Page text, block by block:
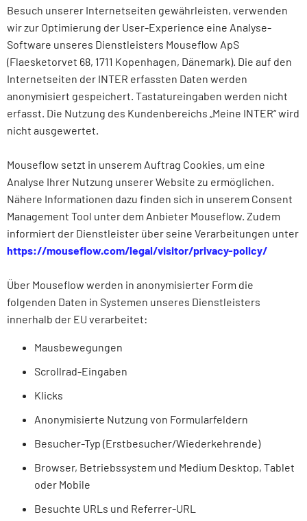
Besuch unserer Internet­seiten gewähr­leisten, verwenden
wir zur Optimierung der User-Experience eine Analyse-
Software unseres Dienst­leisters Mouseflow ApS
(Flaesketorvet 68, 1711 Kopenhagen, Dänemark). Die auf den
Internetseiten der INTER erfassten Daten werden
anonymisiert gespeichert. Tastatureingaben werden nicht
erfasst. Die Nutzung des Kundenbereichs „Meine INTER“ wird
nicht ausgewertet.
Mouseflow setzt in unserem Auftrag Cookies, um eine
Analyse Ihrer Nutzung unserer Website zu ermöglichen.
Nähere Informa­tionen dazu finden sich in unserem Consent
Management Tool unter dem Anbieter Mouseflow. Zudem
informiert der Dienst­leister über seine Verarbeitungen unter
https://mouseflow.com/legal/visitor/privacy-policy/
Über Mouseflow werden in anonymisierter Form die
folgenden Daten in Systemen unseres Dienst­leisters
innerhalb der EU verarbeitet:
Mausbewegungen
Scrollrad-Eingaben
Klicks
Anonymisierte Nutzung von Formularfeldern
Besucher-Typ (Erstbesucher/Wieder­kehrende)
Browser, Betriebssystem und Medium Desktop, Tablet
oder Mobile
Besuchte URLs und Referrer-URL